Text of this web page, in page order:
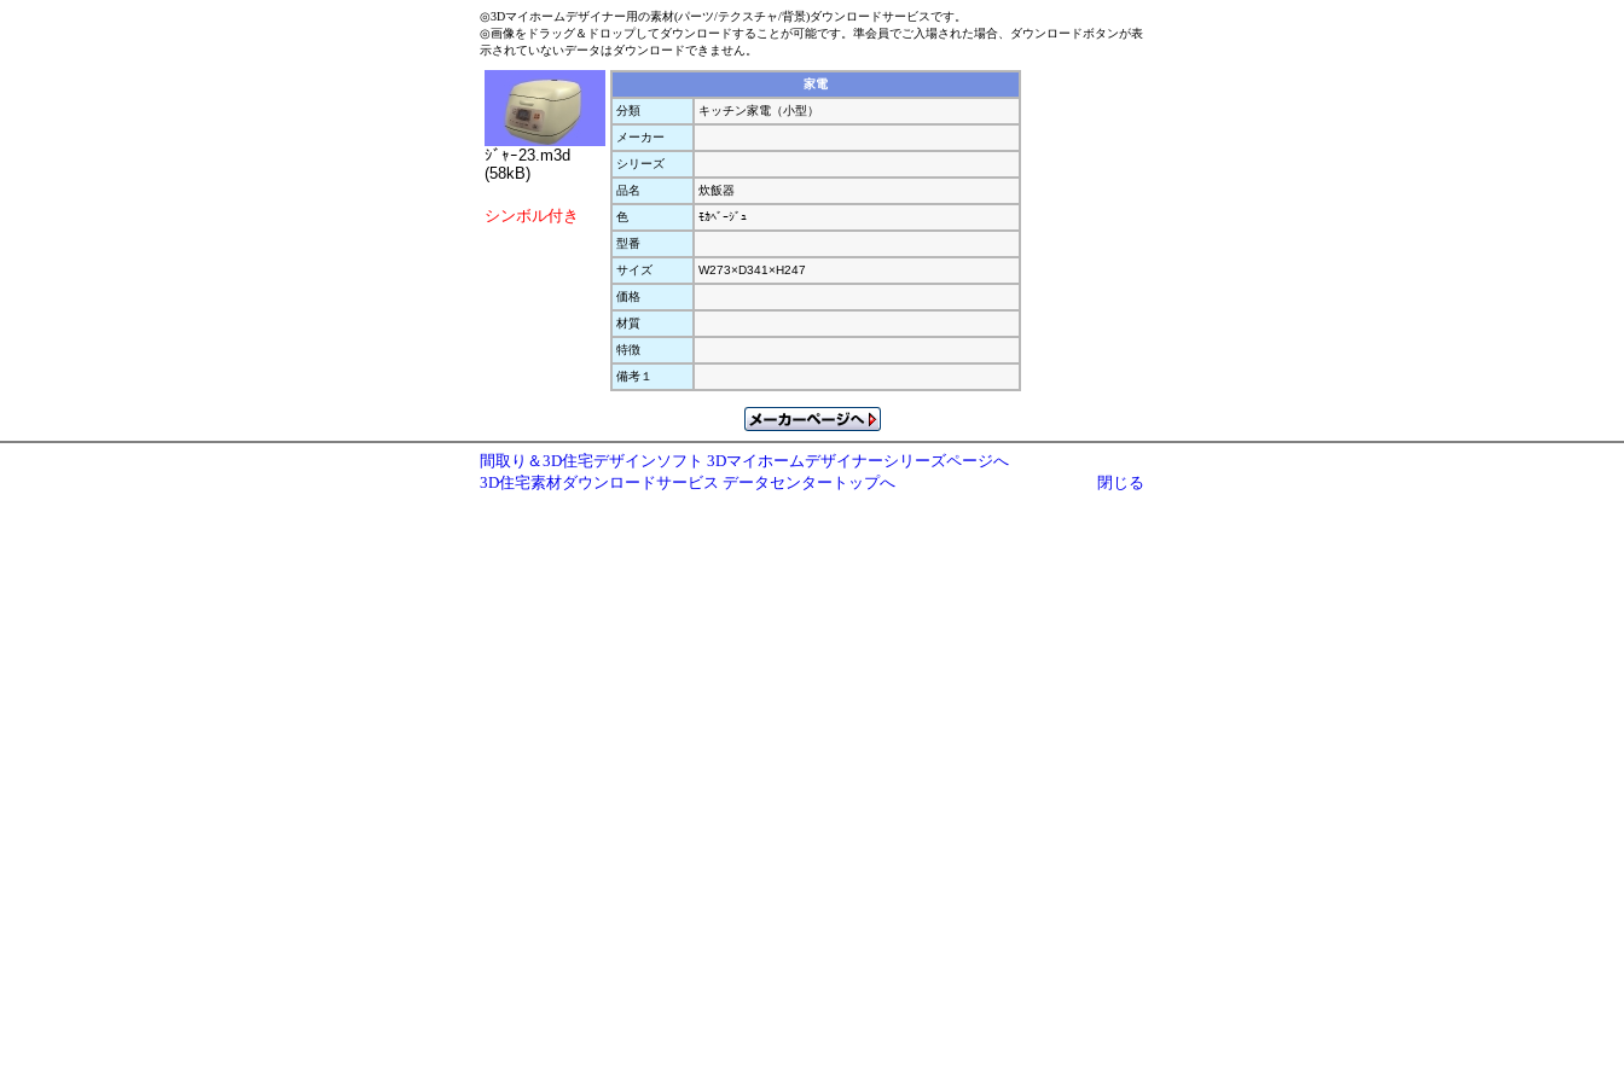
◎3Dマイホームデザイナー用の素材(パーツ/テクスチャ/背景)ダウンロードサービスです。
◎画像をドラッグ＆ドロップしてダウンロードすることが可能です。準会員でご入場された場合、ダウンロードボタンが表
示されていないデータはダウンロードできません。
ｼﾞｬｰ23.m3d
(58kB)
シンボル付き
家電
分類
キッチン家電（小型）
メーカー
シリーズ
品名
炊飯器
色
ﾓｶﾍﾞｰｼﾞｭ
型番
サイズ
W273×D341×H247
価格
材質
特徴
備考１
間取り＆3D住宅デザインソフト 3Dマイホームデザイナーシリーズページへ
3D住宅素材ダウンロードサービス データセンタートップへ
閉じる